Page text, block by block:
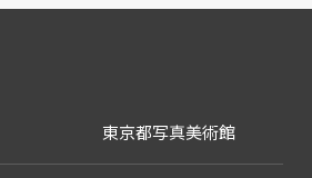
東京都写真美術館